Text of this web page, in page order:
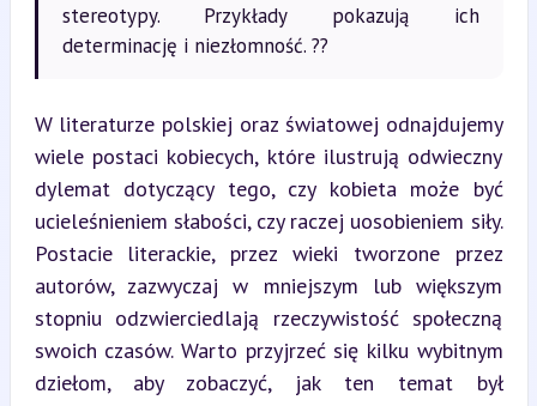
stereotypy. Przykłady pokazują ich
determinację i niezłomność. ??
W literaturze polskiej oraz światowej odnajdujemy
wiele postaci kobiecych, które ilustrują odwieczny
dylemat dotyczący tego, czy kobieta może być
ucieleśnieniem słabości, czy raczej uosobieniem siły.
Postacie literackie, przez wieki tworzone przez
autorów, zazwyczaj w mniejszym lub większym
stopniu odzwierciedlają rzeczywistość społeczną
swoich czasów. Warto przyjrzeć się kilku wybitnym
dziełom, aby zobaczyć, jak ten temat był